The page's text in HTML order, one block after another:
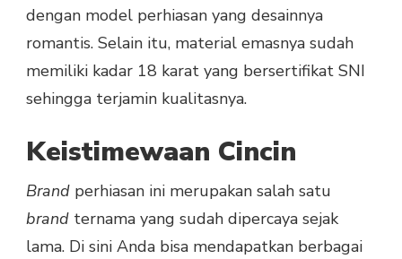
dengan model perhiasan yang desainnya
romantis. Selain itu, material emasnya sudah
memiliki kadar 18 karat yang bersertifikat SNI
sehingga terjamin kualitasnya.
Keistimewaan Cincin
Brand perhiasan ini merupakan salah satu
brand ternama yang sudah dipercaya sejak
lama. Di sini Anda bisa mendapatkan berbagai